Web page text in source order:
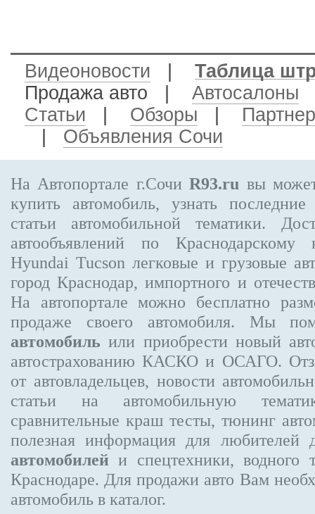
Видеоновости
Таблица
Продажа авто
Автосалоны
Статьи
Обзоры
Объявления Сочи
На Автопортале г.СочиR93.ru вы
купить автомобиль, узнать
статьи автомобильной тематики.
автообъявлений по
Hyundai Tucson легковые и грузовые
город Краснодар, импортного и
На автопортале можно бесплатно
продаже своего автомобиля. Мы
автомобиль или приобрести новый
автострахованию КАСКО и ОСАГО.
от автовладельцев, новости
статьи на автомобильную
сравнительные краш тесты, тюнинг
полезная информация для любителей
автомобилей и спецтехники, водного
Краснодаре. Для продажи авто Вам
автомобиль в каталог.